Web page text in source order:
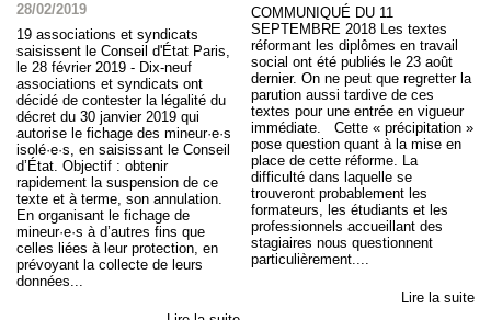
28/02/2019
19 associations et syndicats
saisissent le Conseil d'État Paris,
le 28 février 2019 - Dix-neuf
associations et syndicats ont
décidé de contester la légalité du
décret du 30 janvier 2019 qui
autorise le fichage des mineur·e·s
isolé·e·s, en saisissant le Conseil
d’État. Objectif : obtenir
rapidement la suspension de ce
texte et à terme, son annulation.
En organisant le fichage de
mineur·e·s à d’autres fins que
celles liées à leur protection, en
prévoyant la collecte de leurs
données...
COMMUNIQUÉ DU 11
SEPTEMBRE 2018 Les textes
réformant les diplômes en travail
social ont été publiés le 23 août
dernier. On ne peut que regretter la
parution aussi tardive de ces
textes pour une entrée en vigueur
immédiate. Cette « précipitation »
pose question quant à la mise en
place de cette réforme. La
difficulté dans laquelle se
trouveront probablement les
formateurs, les étudiants et les
professionnels accueillant des
stagiaires nous questionnent
particulièrement....
Lire la suite